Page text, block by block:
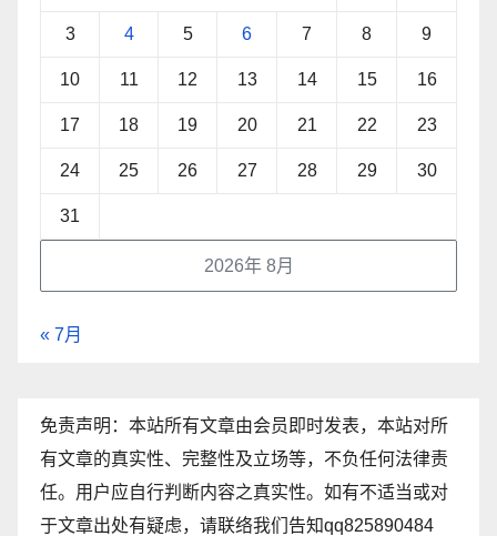
2026年 8月
3 4 5 6 7 8 9
10 11 12 13 14 15 16
17 18 19 20 21 22 23
24 25 26 27 28 29 30
31
« 7月
免责声明：本站所有文章由会员即时发表，本站对所
有文章的真实性、完整性及立场等，不负任何法律责
任。用户应自行判断内容之真实性。如有不适当或对
于文章出处有疑虑，请联络我们告知qq825890484